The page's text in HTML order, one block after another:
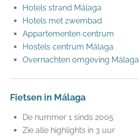
Hotels strand Málaga
Hotels met zwembad
Appartementen centrum
Hostels centrum Málaga
Overnachten omgeving Málaga
Fietsen in Málaga
De nummer 1 sinds 2005
Zie alle highlights in 3 uur